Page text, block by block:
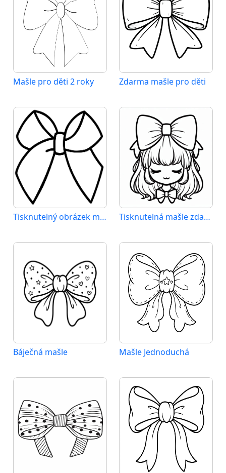
Mašle pro děti 2 roky Zdarma mašle pro děti
Tisknutelný obrázek mašle Tisknutelná mašle zdarma
Báječná mašle Mašle Jednoduchá